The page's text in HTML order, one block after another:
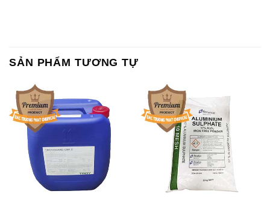
SẢN PHẨM TƯƠNG TỰ